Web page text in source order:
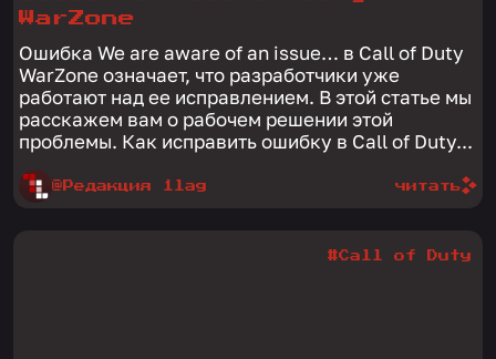
WarZone
Ошибка We are aware of an issue… в Call of Duty
WarZone означает, что разработчики уже
работают над ее исправлением. В этой статье мы
расскажем вам о рабочем решении этой
проблемы. Как исправить ошибку в Call of Duty...
@Редакция 1lag читать
#Call of Duty